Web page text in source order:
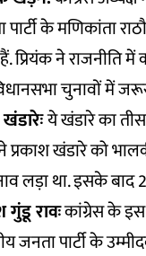
के मणिकांता
प्रियंक ने राजनीति
चुनावों में
खंडारेःये खंडारे का
प्रकाश खंडारे को
लड़ा था. इसके बाद
गुंडू रावःकांग्रेस के इस
जनता पार्टी के